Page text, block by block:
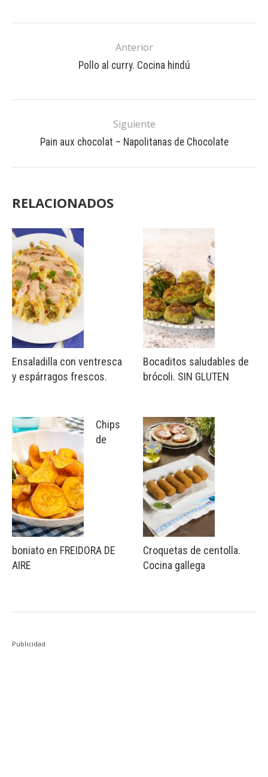
Anterior
Pollo al curry. Cocina hindú
Siguiente
Pain aux chocolat – Napolitanas de Chocolate
RELACIONADOS
Ensaladilla con ventresca
y espárragos frescos.
Chips
de
boniato en FREIDORA DE
AIRE
Bocaditos saludables de
brócoli. SIN GLUTEN
Croquetas de centolla.
Cocina gallega
Publicidad